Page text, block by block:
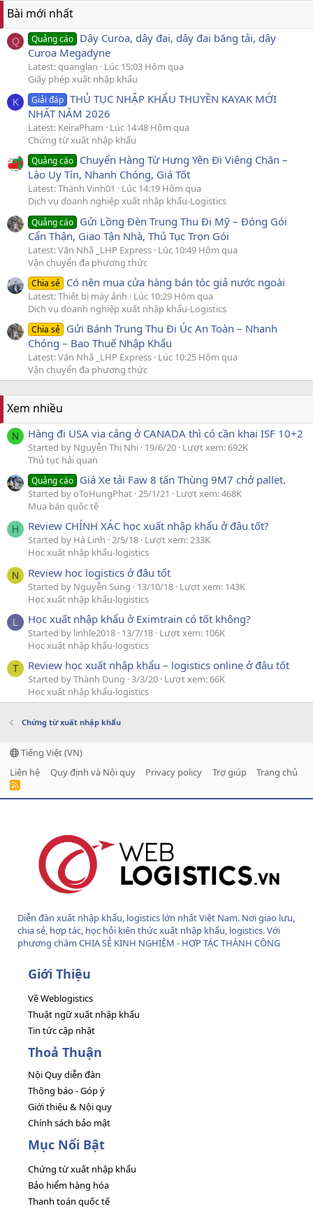
Bài mới nhất
Q Quảng cáo Dây Curoa, dây đai, dây đai băng tải, dây
Curoa Megadyne
Latest: quanglan
Lúc 15:03 Hôm qua
Giấy phép xuất nhập khẩu
K Giải đáp THỦ TỤC NHẬP KHẨU THUYỀN KAYAK MỚI
NHẤT NĂM 2026
Latest: KeiraPham
Lúc 14:48 Hôm qua
Chứng từ xuất nhập khẩu
Quảng cáo Chuyển Hàng Từ Hưng Yên Đi Viêng Chăn –
Lào Uy Tín, Nhanh Chóng, Giá Tốt
Latest: Thành Vinh01
Lúc 14:19 Hôm qua
Dịch vụ doanh nghiệp xuất nhập khẩu-Logistics
Quảng cáo Gửi Lồng Đèn Trung Thu Đi Mỹ – Đóng Gói
Cẩn Thận, Giao Tận Nhà, Thủ Tục Trọn Gói
Latest: Văn Nhã _LHP Express Lúc 10:49 Hôm qua
Vận chuyển đa phương thức
Chia sẻ Có nên mua cửa hàng bán tóc giả nước ngoài
Latest: Thiết bị máy ảnh
Lúc 10:29 Hôm qua
Dịch vụ doanh nghiệp xuất nhập khẩu-Logistics
Chia sẻ Gửi Bánh Trung Thu Đi Úc An Toàn – Nhanh
Chóng – Bao Thuế Nhập Khẩu
Latest: Văn Nhã _LHP Express Lúc 10:25 Hôm qua
Vận chuyển đa phương thức
Xem nhiều
N Hàng đi USA via cảng ở CANADA thì có cần khai ISF 10+2
Started by Nguyễn Thị Nhi 19/6/20 Lượt xem: 692K
Thủ tục hải quan
Quảng cáo Giá Xe tải Faw 8 tấn Thùng 9M7 chở pallet.
Started by oToHungPhat 25/1/21
Lượt xem: 468K
Mua bán quốc tế
H Review CHÍNH XÁC học xuất nhập khẩu ở đâu tốt?
Started by Hà Linh 2/5/18 Lượt xem: 233K
Học xuất nhập khẩu-logistics
N Review học logistics ở đâu tốt
Started by Nguyễn Sung 13/10/18 Lượt xem: 143K
Học xuất nhập khẩu-logistics
L Học xuất nhập khẩu ở Eximtrain có tốt không?
Started by linhle2018 13/7/18 Lượt xem: 106K
Học xuất nhập khẩu-logistics
T Review học xuất nhập khẩu – logistics online ở đâu tốt
Started by Thành Dung 3/3/20 Lượt xem: 66K
Học xuất nhập khẩu-logistics
Chứng từ xuất nhập khẩu
Tiếng Việt (VN)
Liên hệ
Quy định và Nội quy Privacy policy Trợ giúp Trang chủ
R
Diễn đàn xuất nhập khẩu, logistics lớn nhất Việt Nam. Nơi giao lưu,
chia sẻ, hợp tác, học hỏi kiến thức xuất nhập khẩu, logistics. Với
phương châm CHIA SẺ KINH NGHIỆM - HỢP TÁC THÀNH CÔNG
Giới Thiệu
Về Weblogistics
Thuật ngữ xuất nhập khẩu
Tin tức cập nhật
Thoả Thuận
Nội Quy diễn đàn
Thông báo - Góp ý
Giới thiệu & Nội quy
Chính sách bảo mật
Mục Nổi Bật
Chứng từ xuất nhập khẩu
Bảo hiểm hàng hóa
Thanh toán quốc tế